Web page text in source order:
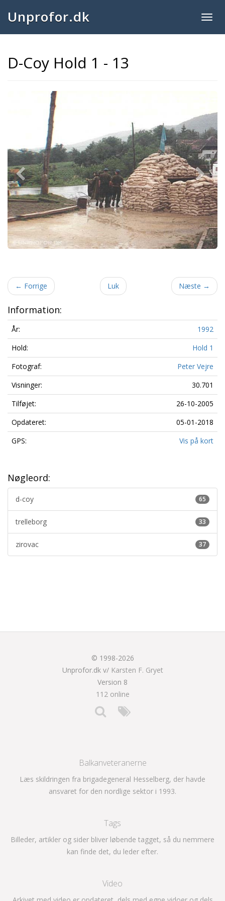
Unprofor.dk
D-Coy Hold 1 - 13
← Forrige Luk Næste →
Information:
År:
1992
Hold:
Hold 1
Fotograf:
Peter Vejre
Visninger:
30.701
Tilføjet:
26-10-2005
Opdateret:
05-01-2018
GPS:
Vis på kort
Nøgleord:
65
d-coy
33
trelleborg
37
zirovac
© 1998-2026
Unprofor.dk v/ Karsten F. Gryet
Version 8
112 online
Balkanveteranerne
Læs skildringen fra brigadegeneral Hesselberg, der havde
ansvaret for den nordlige sektor i 1993.
Tags
Billeder, artikler og sider bliver løbende tagget, så du nemmere
kan finde det, du leder efter.
Video